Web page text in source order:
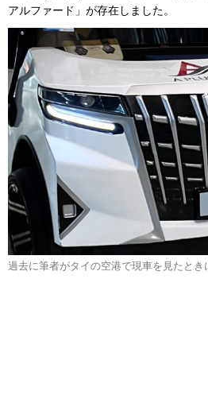
アルファード」が存在しました。
過去に筆者がタイの空港で現車を見たと